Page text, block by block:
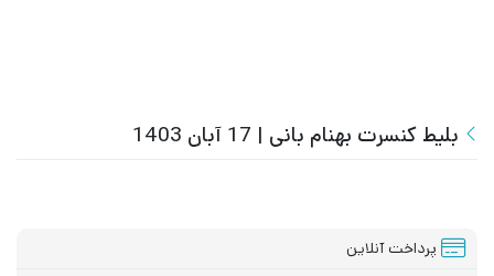
بلیط کنسرت بهنام بانی | 17 آبان 1403
پرداخت آنلاین